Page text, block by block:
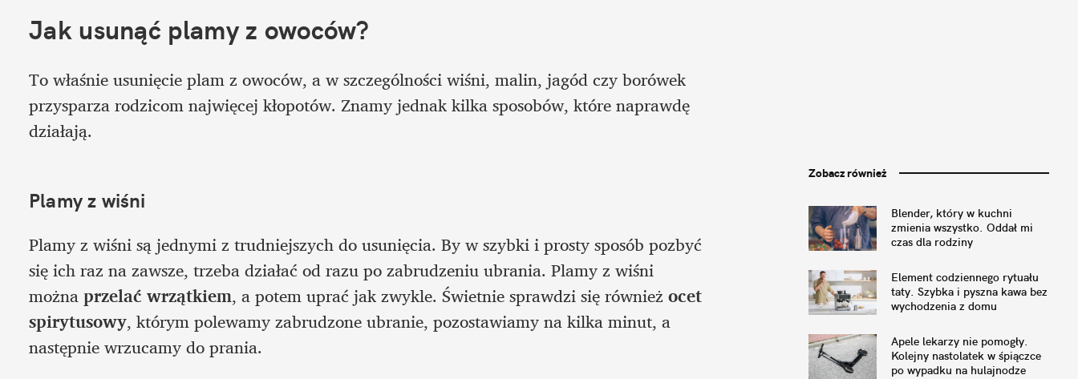
Jak usunąć plamy z owoców?
To właśnie usunięcie plam z owoców, a w szczególności wiśni, malin, jagód czy borówek
przysparza rodzicom najwięcej kłopotów. Znamy jednak kilka sposobów, które naprawdę
działają.
Plamy z wiśni
Plamy z wiśni są jednymi z trudniejszych do usunięcia. By w szybki i prosty sposób pozbyć
się ich raz na zawsze, trzeba działać od razu po zabrudzeniu ubrania. Plamy z wiśni
można przelać wrzątkiem, a potem uprać jak zwykle. Świetnie sprawdzi się również ocet
spirytusowy, którym polewamy zabrudzone ubranie, pozostawiamy na kilka minut, a
następnie wrzucamy do prania.
Zobacz również
Blender, który w kuchni
zmienia wszystko. Oddał mi
czas dla rodziny
Element codziennego rytuału
taty. Szybka i pyszna kawa bez
wychodzenia z domu
Apele lekarzy nie pomogły.
Kolejny nastolatek w śpiączce
po wypadku na hulajnodze